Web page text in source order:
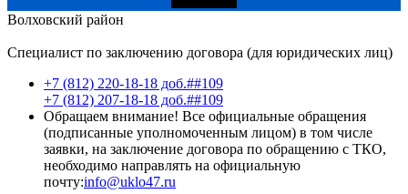
Волховский район
Специалист по заключению договора (для юридических лиц)
+7 (812) 220-18-18 доб.##109
+7 (812) 207-18-18 доб.##109
Обращаем внимание! Все официальные обращения
(подписанные уполномоченным лицом) в том числе
заявки, на заключение договора по обращению с ТКО,
необходимо направлять на официальную
почту:info@uklo47.ru